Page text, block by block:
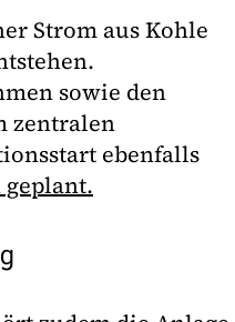
Strom aus Kohle
sowie den
zentralen
ebenfalls